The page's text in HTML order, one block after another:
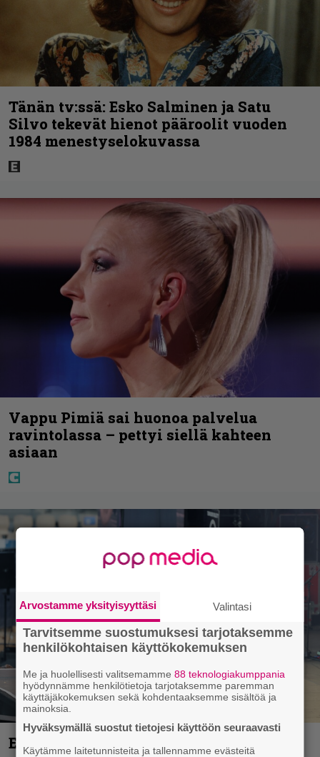
Tänän tv:ssä: Esko Salminen ja Satu
Silvo tekevät hienot pääroolit vuoden
1984 menestyselokuvassa
Vappu Pimiä sai huonoa palvelua
ravintolassa – pettyi siellä kahteen
asiaan
Eppu Normaalin viimeinen konsertti
Arvostamme yksityisyyttäsi Valintasi
Tarvitsemme suostumuksesi tarjotaksemme
henkilökohtaisen käyttökokemuksen
Me ja huolellisesti valitsemamme88 teknologiakumppania
hyödynnämme henkilötietoja tarjotaksemme paremman
käyttäjäkokemuksen sekä kohdentaaksemme sisältöä ja
mainoksia.
Hyväksymällä suostut tietojesi käyttöön seuraavasti
Käytämme laitetunnisteita ja tallennamme evästeitä